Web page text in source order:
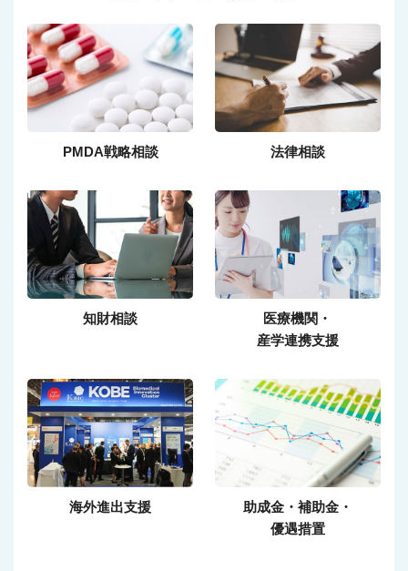
PMDA戦略相談 法律相談
知財相談
医療機関・
産学連携支援
海外進出支援
助成金・補助金・
優遇措置